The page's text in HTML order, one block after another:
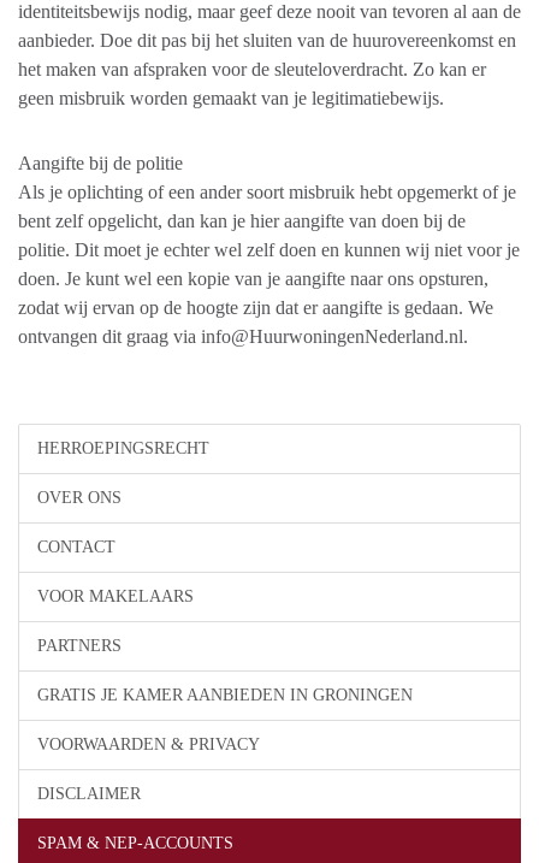
HERROEPINGSRECHT
OVER ONS
CONTACT
VOOR MAKELAARS
PARTNERS
GRATIS JE KAMER AANBIEDEN IN GRONINGEN
VOORWAARDEN & PRIVACY
DISCLAIMER
SPAM & NEP-ACCOUNTS
identiteitsbewijs nodig, maar geef deze nooit van tevoren al aan de
aanbieder. Doe dit pas bij het sluiten van de huurovereenkomst en
het maken van afspraken voor de sleuteloverdracht. Zo kan er
geen misbruik worden gemaakt van je legitimatiebewijs.
Aangifte bij de politie
Als je oplichting of een ander soort misbruik hebt opgemerkt of je
bent zelf opgelicht, dan kan je hier aangifte van doen bij de
politie. Dit moet je echter wel zelf doen en kunnen wij niet voor je
doen. Je kunt wel een kopie van je aangifte naar ons opsturen,
zodat wij ervan op de hoogte zijn dat er aangifte is gedaan. We
ontvangen dit graag via info@HuurwoningenNederland.nl.